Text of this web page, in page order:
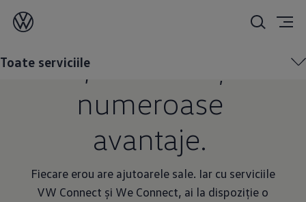
Toate serviciile
dată, beneficiați de
numeroase
avantaje.
Fiecare erou are ajutoarele sale. Iar cu serviciile
VW Connect și We Connect, ai la dispoziție o